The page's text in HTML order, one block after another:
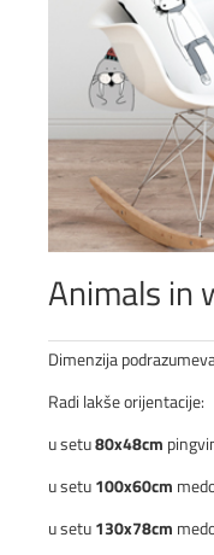
Animals in
Dimenzija
Radi lakše orijentacije:
u setu80x48cm
u setu100x60cm
u setu130x78cm